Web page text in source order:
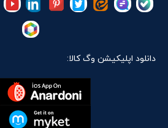
دانلود اپلیکیشن وگ کالا: